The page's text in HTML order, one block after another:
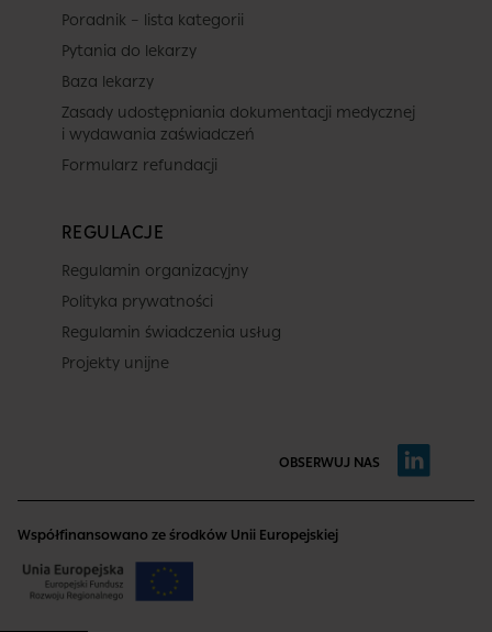
Poradnik – lista kategorii
Pytania do lekarzy
Baza lekarzy
Zasady udostępniania dokumentacji medycznej
i wydawania zaświadczeń
Formularz refundacji
REGULACJE
Regulamin organizacyjny
Polityka prywatności
Regulamin świadczenia usług
Projekty unijne
OBSERWUJ NAS
Współfinansowano ze środków Unii Europejskiej